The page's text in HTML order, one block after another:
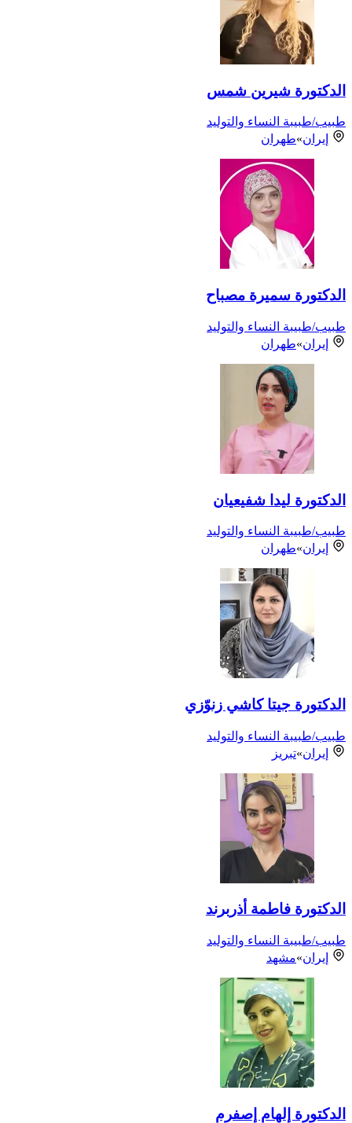
الدكتورة شيرين شمس
طبيب/طبيبة النساء والتوليد
إيران»طهران
الدكتورة سميرة مصباح
طبيب/طبيبة النساء والتوليد
إيران»طهران
الدكتورة ليدا شفيعيان
طبيب/طبيبة النساء والتوليد
إيران»طهران
الدكتورة جيتا كاشي زنوّزي
طبيب/طبيبة النساء والتوليد
إيران»تبريز
الدكتورة فاطمة أذربرند
طبيب/طبيبة النساء والتوليد
إيران»مشهد
الدكتورة إلهام إصفرم